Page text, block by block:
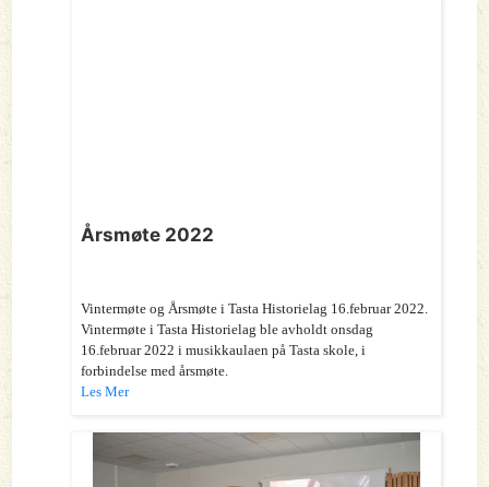
Årsmøte 2022
Vintermøte og Årsmøte i Tasta Historielag 16.februar 2022.
Vintermøte i Tasta Historielag ble avholdt onsdag
16.februar 2022 i musikkaulaen på Tasta skole, i
forbindelse med årsmøte.
Les Mer